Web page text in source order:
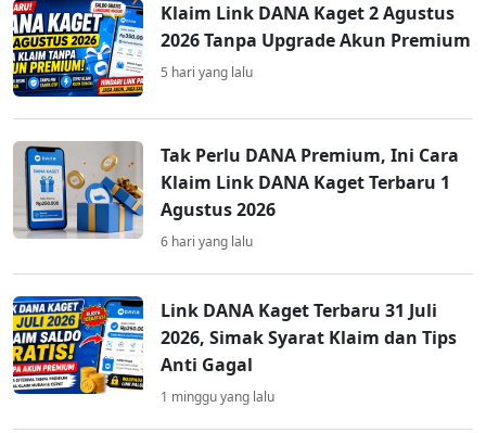
Klaim Link DANA Kaget 2 Agustus
2026 Tanpa Upgrade Akun Premium
5 hari yang lalu
Tak Perlu DANA Premium, Ini Cara
Klaim Link DANA Kaget Terbaru 1
Agustus 2026
6 hari yang lalu
Link DANA Kaget Terbaru 31 Juli
2026, Simak Syarat Klaim dan Tips
Anti Gagal
1 minggu yang lalu